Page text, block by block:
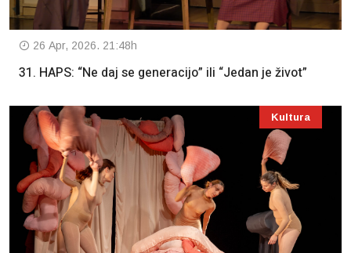
26 Apr, 2026. 21:48h
31. HAPS: “Ne daj se generacijo” ili “Jedan je život”
Kultura